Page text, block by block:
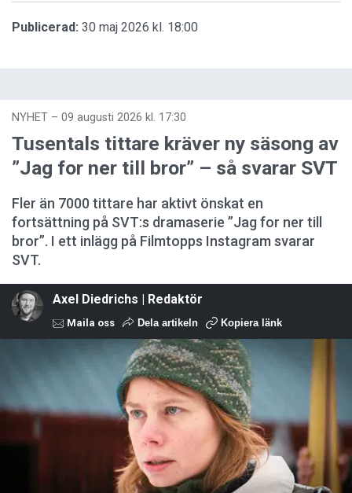
Publicerad: 30 maj 2026 kl. 18:00
NYHET – 09 augusti 2026 kl. 17:30
Tusentals tittare kräver ny säsong av
”Jag for ner till bror” – så svarar SVT
Fler än 7000 tittare har aktivt önskat en
fortsättning på SVT:s dramaserie ”Jag for ner till
bror”. I ett inlägg på Filmtopps Instagram svarar
SVT.
Axel Diedrichs | Redaktör
Maila oss Dela artikeln Kopiera länk